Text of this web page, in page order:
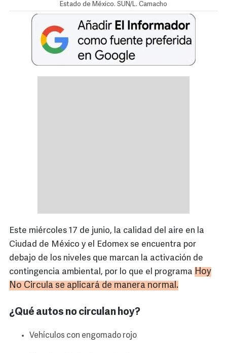
Estado de México. SUN/L. Camacho
Este miércoles 17 de junio, la calidad del aire en la
Ciudad de México y el Edomex se encuentra por
debajo de los niveles que marcan la activación de
contingencia ambiental, por lo que el programa Hoy
No Circula se aplicará de manera normal.
¿Qué autos no circulan hoy?
Vehículos con engomado rojo